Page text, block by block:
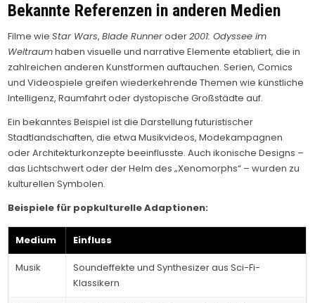
Bekannte Referenzen in anderen Medien
Filme wieStar Wars,Blade Runneroder2001: Odyssee im
Weltraumhaben visuelle und narrative Elemente etabliert, die in
zahlreichen anderen Kunstformen auftauchen. Serien, Comics
und Videospiele greifen wiederkehrende Themen wie künstliche
Intelligenz, Raumfahrt oder dystopische Großstädte auf.
Ein bekanntes Beispiel ist die Darstellung futuristischer
Stadtlandschaften, die etwa Musikvideos, Modekampagnen
oder Architekturkonzepte beeinflusste. Auch ikonische Designs –
das Lichtschwert oder der Helm des „Xenomorphs“ – wurden zu
kulturellen Symbolen.
Beispiele für popkulturelle Adaptionen:
Medium Einfluss
Musik
Soundeffekte und Synthesizer aus Sci-Fi-
Klassikern